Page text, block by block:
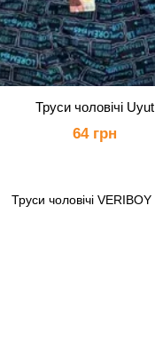
Труси чоловічі Uyut
64 грн